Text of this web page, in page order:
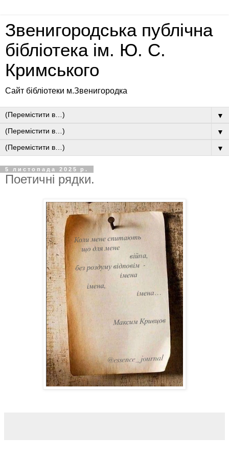
Звенигородська публічна
бібліотека ім. Ю. С.
Кримського
Сайт бібліотеки м.Звенигородка
▼
▼
▼
5 листопада 2025 р.
Поетичні рядки.